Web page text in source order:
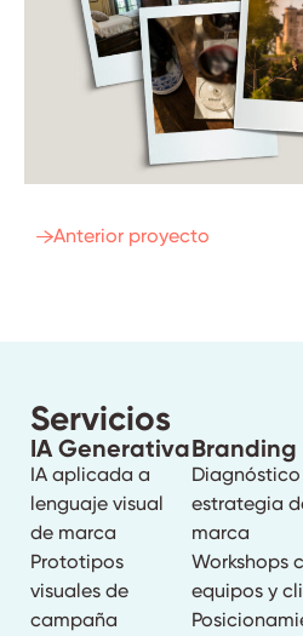
Anterior proyecto
Servicios
IA Generativa
IA aplicada a
lenguaje visual
de marca
Prototipos
visuales de
campaña
Branding
Diagnóstico
estrategia
marca
Workshops
equipos y